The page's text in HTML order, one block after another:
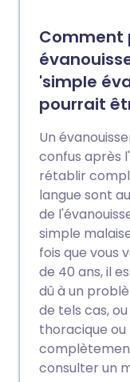
Comment
'simple
pourrait
Un
confus après
rétablir
langue sont
de
simple
fois que vous
de 40 ans, il
dû à un
de tels cas,
thoracique ou
consulter un